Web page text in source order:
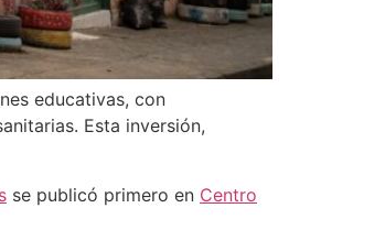
educativas, con
Esta inversión,
se publicó primero en Centro